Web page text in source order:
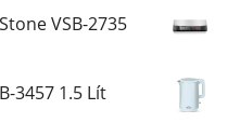
VSB-2735
3457 1.5 Lít